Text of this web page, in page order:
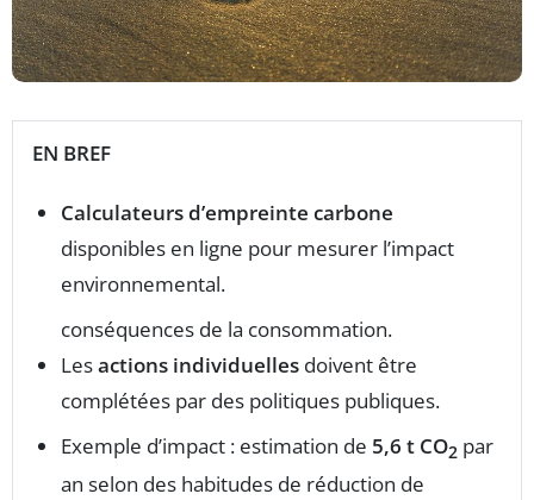
EN BREF
Calculateurs d’empreinte carbone
disponibles en ligne pour mesurer l’impact
environnemental.
conséquences de la consommation.
Lesactions individuelles doivent être
complétées par des politiques publiques.
Exemple d’impact : estimation de 5,6 t CO2 par
an selon des habitudes de réduction de